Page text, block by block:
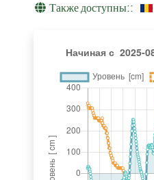
Также доступны::